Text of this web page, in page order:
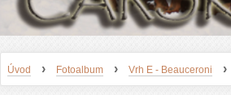
Úvod › Fotoalbum › Vrh E - Beauceroni ›